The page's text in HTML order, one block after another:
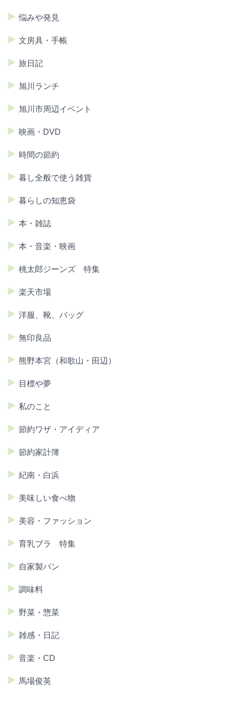
悩みや発見
文房具・手帳
旅日記
旭川ランチ
旭川市周辺イベント
映画・DVD
時間の節約
暮し全般で使う雑貨
暮らしの知恵袋
本・雑誌
本・音楽・映画
桃太郎ジーンズ 特集
楽天市場
洋服、靴、バッグ
無印良品
熊野本宮（和歌山・田辺）
目標や夢
私のこと
節約ワザ・アイディア
節約家計簿
紀南・白浜
美味しい食べ物
美容・ファッション
育乳ブラ 特集
自家製パン
調味料
野菜・惣菜
雑感・日記
音楽・CD
馬場俊英